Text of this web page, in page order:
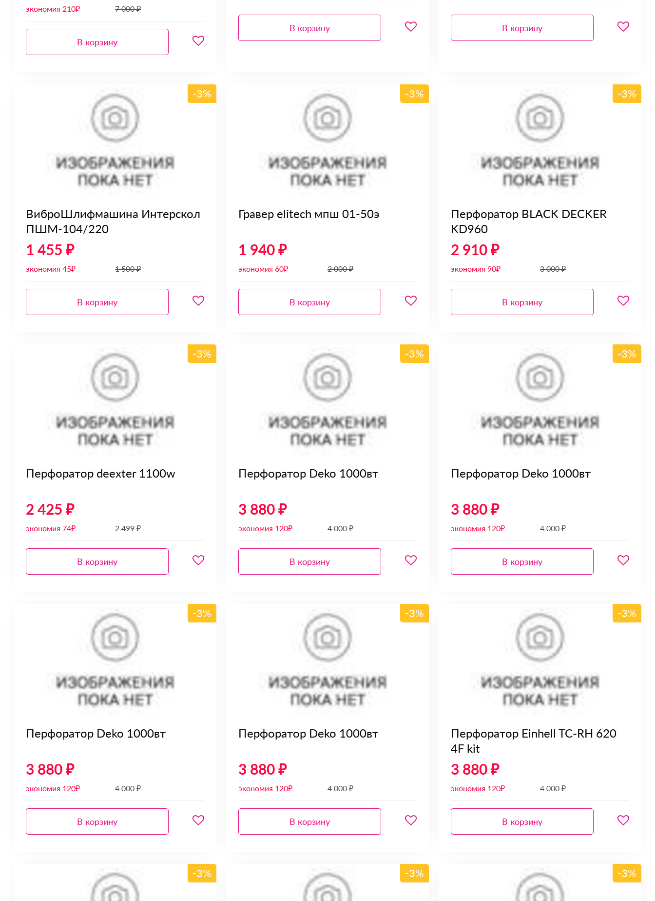
экономия 210₽ 7 000 ₽
В корзину
В корзину В корзину
-3%
ВиброШлифмашина Интерскол
ПШМ-104/220
1 455 ₽
экономия 45₽ 1 500 ₽
В корзину
-3%
Гравер elitech мпш 01-50э
1 940 ₽
экономия 60₽ 2 000 ₽
В корзину
-3%
Перфоратор BLACK DECKER
KD960
2 910 ₽
экономия 90₽ 3 000 ₽
В корзину
-3%
Перфоратор deexter 1100w
2 425 ₽
экономия 74₽ 2 499 ₽
В корзину
-3%
Перфоратор Deko 1000вт
3 880 ₽
экономия 120₽ 4 000 ₽
В корзину
-3%
Перфоратор Deko 1000вт
3 880 ₽
экономия 120₽ 4 000 ₽
В корзину
-3%
Перфоратор Deko 1000вт
3 880 ₽
экономия 120₽ 4 000 ₽
В корзину
-3%
Перфоратор Deko 1000вт
3 880 ₽
экономия 120₽ 4 000 ₽
В корзину
-3%
Перфоратор Einhell TC-RH 620
4F kit
3 880 ₽
экономия 120₽ 4 000 ₽
В корзину
-3% -3% -3%